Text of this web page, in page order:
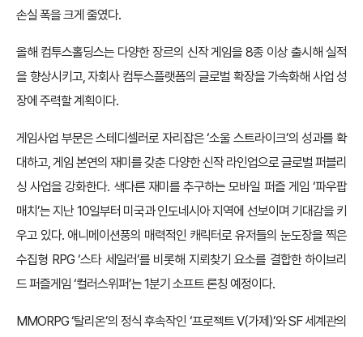
손실 폭을 크게 줄였다.
올해 컴투스홀딩스는 다양한 장르의 신작 게임을 8종 이상 출시해 실적
을 향상시키고, 자회사 컴투스플랫폼의 글로벌 확장을 가속화해 사업 성
장에 주력할 계획이다.
게임사업 부문은 스테디셀러로 자리잡은 ‘소울 스트라이크’의 성과를 확
대하고, 게임 본연의 재미를 갖춘 다양한 신작 라인업으로 글로벌 퍼블리
싱 사업을 강화한다. 색다른 재미를 추구하는 모바일 퍼즐 게임 ‘파우팝
매치’는 지난 10일부터 미국과 인도네시아 지역에 선보이며 기대감을 키
우고 있다. 애니메이션풍의 매력적인 캐릭터로 유저들의 눈도장을 찍은
수집형 RPG ‘스타 세일러’를 비롯해 지뢰찾기 요소를 결합한 하이브리
드 퍼즐게임 ‘컬러스위퍼’는 1분기 소프트 론칭 예정이다.
MMORPG ‘탈리온’의 정식 후속작인 ‘프로젝트 V(가제)’와 SF 세계관의